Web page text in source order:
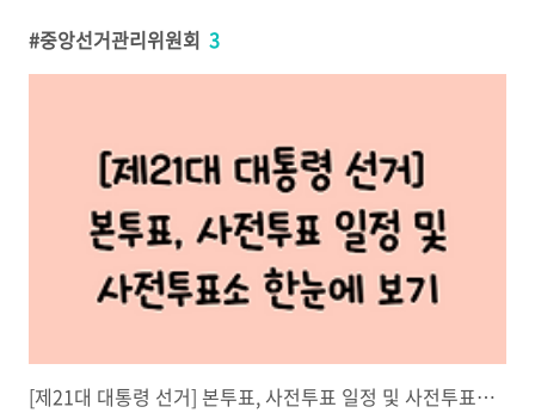
중앙선거관리위원회 3
[제21대 대통령 선거] 본투표, 사전투표 일정 및 사전투표소 한눈에 보기 – 본투표부터 사전투표까지 꼼꼼하게 준비하세요!